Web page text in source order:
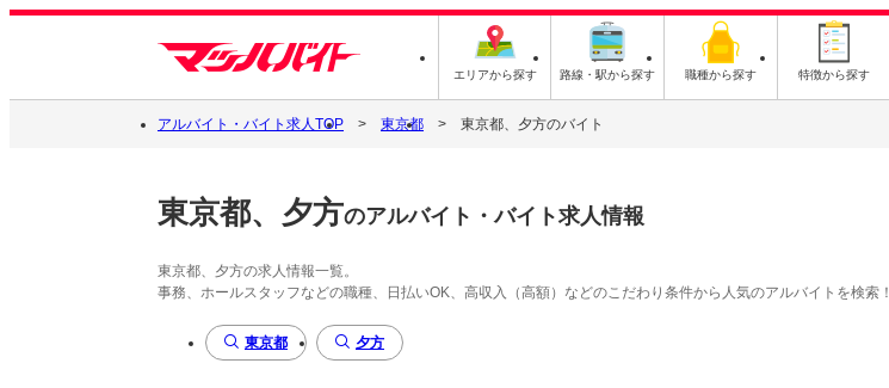
エリアから探す 路線・駅から探す 職種から探す 特徴から探す
アルバイト・バイト求人TOP 東京都 東京都、夕方のバイト
東京都、夕方のアルバイト・バイト求人情報
東京都、夕方の求人情報一覧。
事務、ホールスタッフなどの職種、日払いOK、高収入（高額）などのこだわり条件から人気のアルバイトを検索！
東京都 夕方